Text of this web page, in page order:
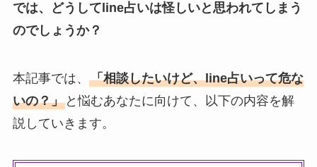
では、どうしてline占いは怪しいと思われてしまう
のでしょうか？
本記事では、 「相談したいけど、line占いって危な
いの？」と悩むあなたに向けて、以下の内容を解
説していきます。